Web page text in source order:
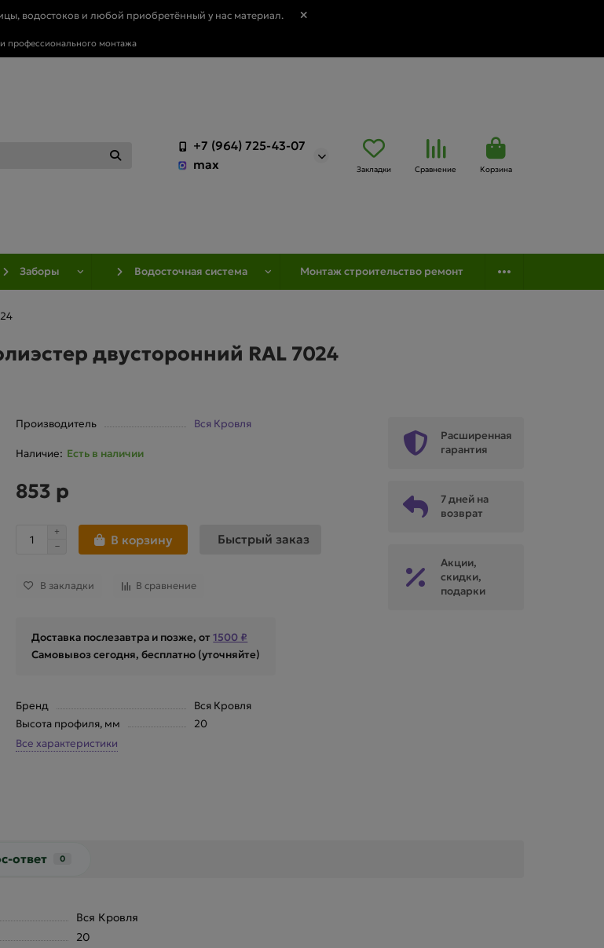
водостоков и любой приобретённый у нас материал.
профессионального монтажа
+7 (964) 725-43-07
max
Закладки Сравнение Корзина
Заборы Водосточная система Монтаж строительство ремонт
двусторонний RAL 7024
Производитель Вся Кровля
Есть в наличии
853 р
В корзину Быстрый заказ
В закладки В сравнение
Доставка послезавтра и позже, от1500 ₽
Самовывоз сегодня, бесплатно (уточняйте)
Бренд
Вся Кровля
Высота профиля, мм
20
Все характеристики
Расширенная
гарантия
7 дней на
возврат
Акции,
скидки,
подарки
ответ 0
Вся Кровля
20